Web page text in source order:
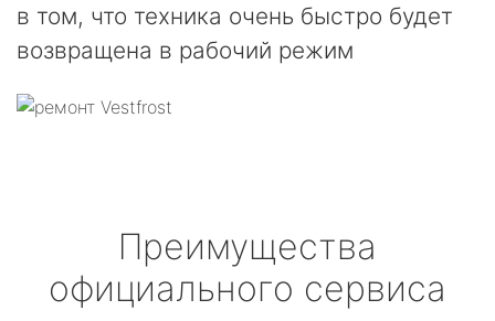
в том, что техника очень быстро будет
возвращена в рабочий режим
Преимущества
официального сервиса